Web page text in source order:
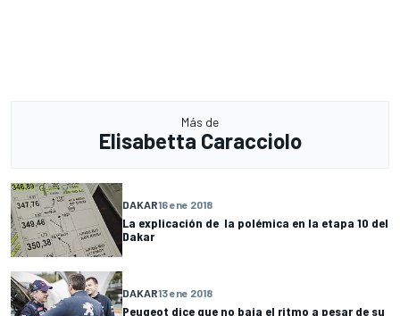
Más de
Elisabetta Caracciolo
DAKAR16 ene 2018
La explicación de la polémica en la etapa 10 del
Dakar
DAKAR13 ene 2018
Peugeot dice que no baja el ritmo a pesar de su